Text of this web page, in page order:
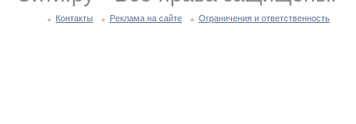
Контакты Реклама на сайте Ограничения и ответственность